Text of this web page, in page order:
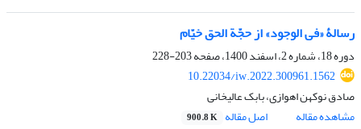
رسالۀ «فی الوجود» از حجّة الحق خیّام
دوره 18، شماره 2، اسفند 1400، صفحه
203-228
10.22034/iw.2022.300961.1562
صادق نوکهن اهوازی، بابک عالیخانی
مشاهده مقاله
اصل مقاله 900.8 K